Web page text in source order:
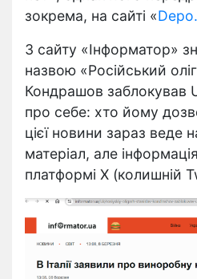
зокрема, на сайті «
З сайту «Інформатор»
назвою «Російський
Кондрашов заблокував
про себе: хто йому
цієї новини зараз веде
матеріал, але
платформі Х (колишній